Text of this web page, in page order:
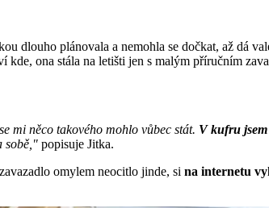
dlouho plánovala a nemohla se dočkat, až dá
ona stála na letišti jen s malým příručním
mi něco takového mohlo vůbec stát. V kufru jsem
sobě," popisuje Jitka.
omylem neocitlo jinde, si na internetu